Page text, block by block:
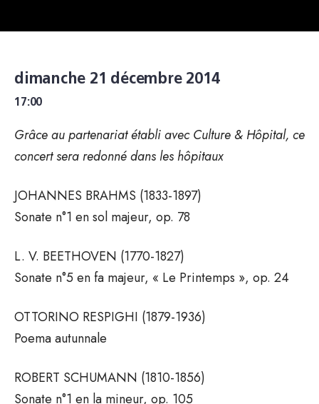
dimanche 21 décembre 2014
17:00
Grâce au partenariat établi avec Culture & Hôpital, ce
concert sera redonné dans les hôpitaux
JOHANNES BRAHMS (1833-1897)
Sonate n°1 en sol majeur, op. 78
L. V. BEETHOVEN (1770-1827)
Sonate n°5 en fa majeur, « Le Printemps », op. 24
OTTORINO RESPIGHI (1879-1936)
Poema autunnale
ROBERT SCHUMANN (1810-1856)
Sonate n°1 en la mineur, op. 105